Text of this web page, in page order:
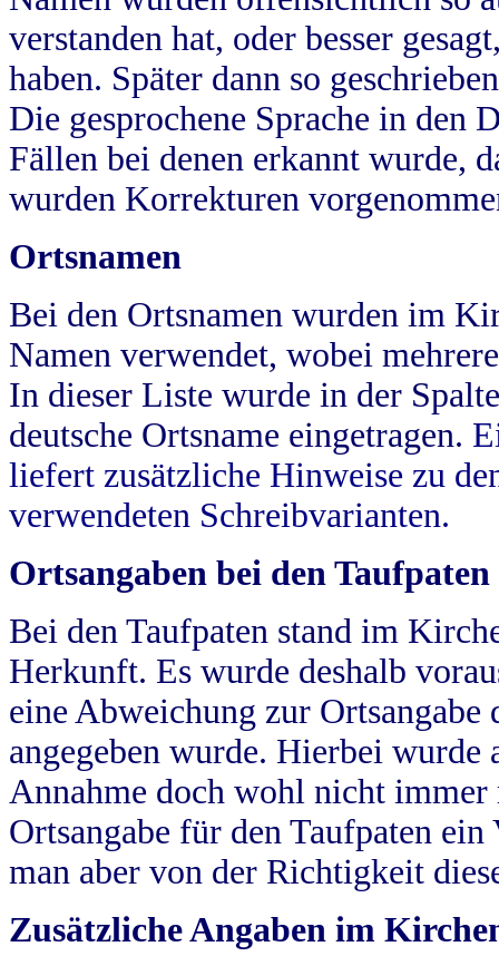
verstanden hat, oder besser
haben. Später dann so
Die gesprochene Sprache in
Fällen bei denen erkannt wurde,
wurden Korrekturen
Ortsnamen
Bei den Ortsnamen wurden im
Namen verwendet, wobei
In dieser Liste wurde in der
deutsche Ortsname eingetragen.
liefert zusätzliche Hinweise zu
verwendeten Schreibvarianten.
Ortsangaben bei den Taufpaten
Bei den Taufpaten stand im
Herkunft. Es wurde deshalb
eine Abweichung zur
angegeben wurde. Hierbei wurde
Annahme doch wohl nicht
Ortsangabe für den Taufpaten
man aber von der Richtigkeit
Zusätzliche Angaben im